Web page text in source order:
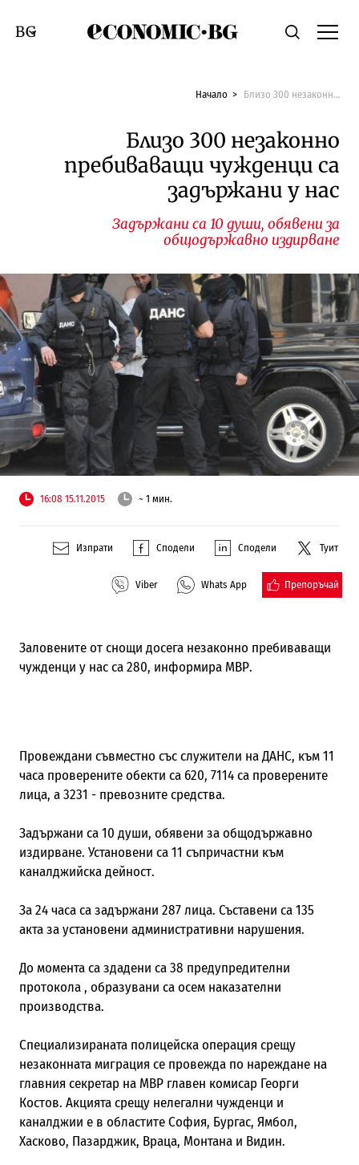
Economic.bgТърсене
Смяна на език
Начало Близо 300 незаконно пребиваващи чужденци са задържани у нас
Близо 300 незаконно
пребиваващи чужденци са
задържани у нас
Задържани са 10 души, обявени за
общодържавно издирване
16:08 15.11.2015 ~ 1 мин.
Изпрати Сподели Сподели Туит
Viber Whats App Препоръчай
Заловените от снощи досеганезаконно пребиваващи
чужденци у насса280, информира МВР.
Провеждани съвместно със служители на ДАНС, към 11
часа проверените обекти са 620, 7114 са проверените
лица, а 3231 - превозните средства.
Задържани са 10 души, обявени за общодържавно
издирване. Установени са 11 съпричастни към
каналджийска дейност.
За 24 часа са задържани 287 лица. Съставени са 135
акта за установени административни нарушения.
До момента саздадени са 38 предупредителни
протокола , образувани са осем наказателни
производства.
Специализираната полицейска операция срещу
незаконната миграция се провежда по нареждане на
главния секретар на МВР главен комисар Георги
Костов. Акцията срещу нелегални чужденци и
каналджии е в областите София, Бургас, Ямбол,
Хасково, Пазарджик, Враца, Монтана и Видин.